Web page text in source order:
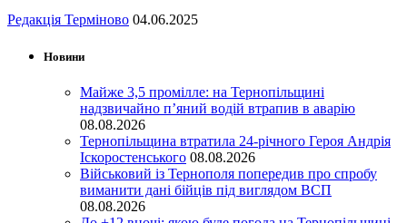
Редакція Терміново 04.06.2025
Новини
Майже 3,5 промілле: на Тернопільщині
надзвичайно п’яний водій втрапив в аварію
08.08.2026
Тернопільщина втратила 24-річного Героя Андрія
Іскоростенського 08.08.2026
Військовий із Тернополя попередив про спробу
виманити дані бійців під виглядом ВСП
08.08.2026